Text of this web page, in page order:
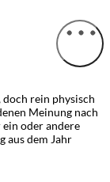
rein physisch
Meinung nach
oder andere
aus dem Jahr